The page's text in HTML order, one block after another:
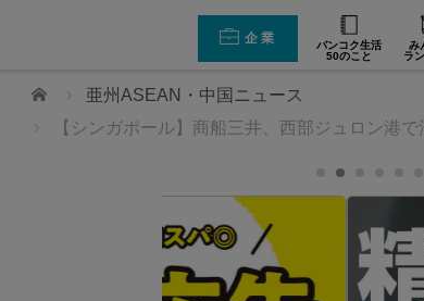
企業
バンコク生活
50のこと
み
ラ
ホーム
亜州ASEAN・中国ニュース
【シンガポール】商船三井、西部ジュロン港